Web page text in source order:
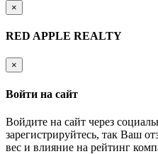
×
RED APPLE REALTY
×
Войти на сайт
Войдите на сайт через
зарегистрируйтесь, так Ваш
вес и влияние на рейтинг